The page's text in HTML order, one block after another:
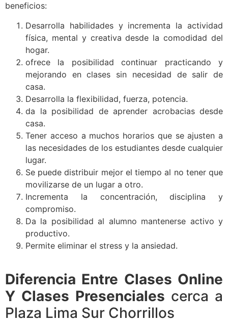
beneficios:
Desarrolla habilidades y incrementa la actividad
física, mental y creativa desde la comodidad del
hogar.
ofrece la posibilidad continuar practicando y
mejorando en clases sin necesidad de salir de
casa.
Desarrolla la flexibilidad, fuerza, potencia.
da la posibilidad de aprender acrobacias desde
casa.
Tener acceso a muchos horarios que se ajusten a
las necesidades de los estudiantes desde cualquier
lugar.
Se puede distribuir mejor el tiempo al no tener que
movilizarse de un lugar a otro.
Incrementa la concentración, disciplina y
compromiso.
Da la posibilidad al alumno mantenerse activo y
productivo.
Permite eliminar el stress y la ansiedad.
Diferencia Entre Clases Online
Y Clases Presenciales cerca a
Plaza Lima Sur Chorrillos